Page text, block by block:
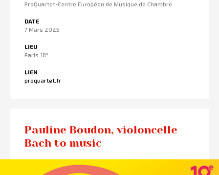
ProQuartet-Centre Européen de Musique de Chambre
DATE
7 Mars 2025
LIEU
Paris 18°
LIEN
proquartet.fr
Pauline Boudon, violoncelle
Bach to music